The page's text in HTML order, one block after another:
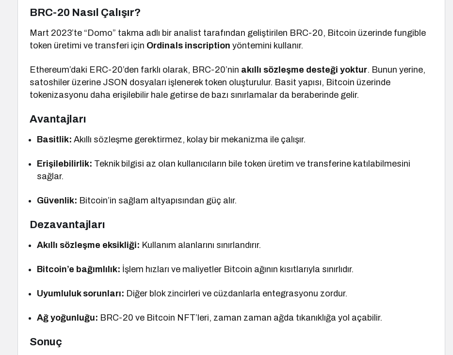
BRC-20 Nasıl Çalışır?
Mart 2023’te “Domo” takma adlı bir analist tarafından geliştirilen BRC-20, Bitcoin üzerinde fungible
token üretimi ve transferi için Ordinals inscription yöntemini kullanır.
Ethereum’daki ERC-20’den farklı olarak, BRC-20’nin akıllı sözleşme desteği yoktur. Bunun yerine,
satoshiler üzerine JSON dosyaları işlenerek token oluşturulur. Basit yapısı, Bitcoin üzerinde
tokenizasyonu daha erişilebilir hale getirse de bazı sınırlamalar da beraberinde gelir.
Avantajları
Basitlik: Akıllı sözleşme gerektirmez, kolay bir mekanizma ile çalışır.
Erişilebilirlik: Teknik bilgisi az olan kullanıcıların bile token üretim ve transferine katılabilmesini
sağlar.
Güvenlik: Bitcoin’in sağlam altyapısından güç alır.
Dezavantajları
Akıllı sözleşme eksikliği: Kullanım alanlarını sınırlandırır.
Bitcoin’e bağımlılık: İşlem hızları ve maliyetler Bitcoin ağının kısıtlarıyla sınırlıdır.
Uyumluluk sorunları: Diğer blok zincirleri ve cüzdanlarla entegrasyonu zordur.
Ağ yoğunluğu: BRC-20 ve Bitcoin NFT’leri, zaman zaman ağda tıkanıklığa yol açabilir.
Sonuç